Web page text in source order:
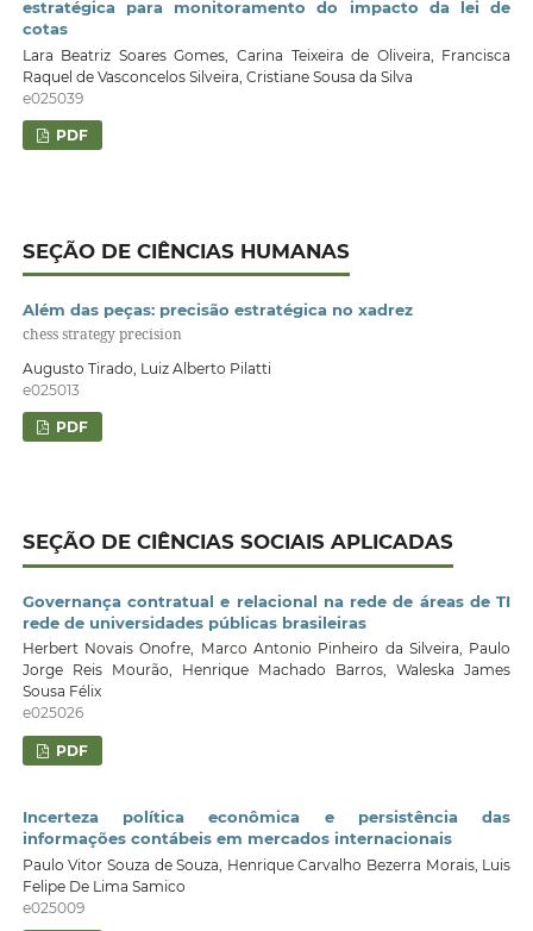
estratégica para monitoramento do impacto da lei de
cotas
Lara Beatriz Soares Gomes, Carina Teixeira de Oliveira, Francisca
Raquel de Vasconcelos Silveira, Cristiane Sousa da Silva
e025039
PDF
SEÇÃO DE CIÊNCIAS HUMANAS
Além das peças: precisão estratégica no xadrez
chess strategy precision
Augusto Tirado, Luiz Alberto Pilatti
e025013
PDF
SEÇÃO DE CIÊNCIAS SOCIAIS APLICADAS
Governança contratual e relacional na rede de áreas de TI
rede de universidades públicas brasileiras
Herbert Novais Onofre, Marco Antonio Pinheiro da Silveira, Paulo
Jorge Reis Mourão, Henrique Machado Barros, Waleska James
Sousa Félix
e025026
PDF
Incerteza política econômica e persistência das
informações contábeis em mercados internacionais
Paulo Vitor Souza de Souza, Henrique Carvalho Bezerra Morais, Luis
Felipe De Lima Samico
e025009